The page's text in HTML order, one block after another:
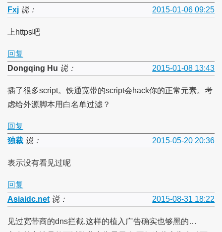
Fxj说： 2015-01-06 09:25
上https吧
回复
Dongqing Hu 说： 2015-01-08 13:43
插了很多script。铁通宽带的script会hack你的正常元素。考
虑给外源脚本用白名单过滤？
回复
独裁说： 2015-05-20 20:36
表示没有看见过呢
回复
Asiaidc.net说： 2015-08-31 18:22
见过宽带商的dns拦截,这样的植入广告确实也够黑的…